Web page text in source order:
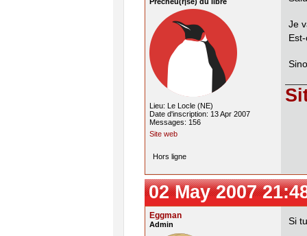
Lieu: Le Locle (NE)
Date d'inscription: 13 Apr 2007
Messages: 156
Site web
Je
Hors ligne
02 May 2007
Eggman
Admin Si